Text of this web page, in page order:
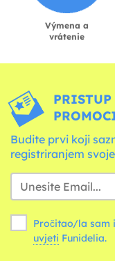
Výmena a
vrátenie
Budite prvi koji
registriranjem
Pročitao/la sam
uvjeti Funidelia.